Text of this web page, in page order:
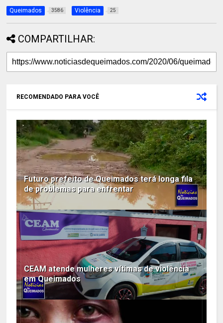
Queimados 3586 Violência 25
COMPARTILHAR:
RECOMENDADO PARA VOCÊ
Futuro prefeito de Queimados terá longa fila
de problemas para enfrentar
CEAM atende mulheres vítimas de violência
em Queimados